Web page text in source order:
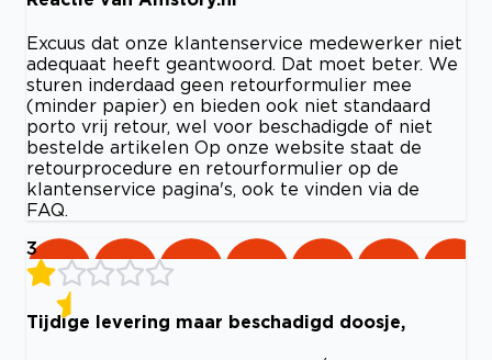
Excuus dat onze klantenservice medewerker niet
adequaat heeft geantwoord. Dat moet beter. We
sturen inderdaad geen retourformulier mee
(minder papier) en bieden ook niet standaard
porto vrij retour, wel voor beschadigde of niet
bestelde artikelen Op onze website staat de
retourprocedure en retourformulier op de
klantenservice pagina's, ook te vinden via de
FAQ.
3
Tijdige levering maar beschadigd doosje,